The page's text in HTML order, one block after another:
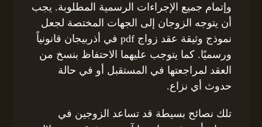
وإتمام جميع الإجراءات الرسمية المطلوبة. يجب
أن يتوجه الزوجان إلى الجهات المختصة لجعل
نموذج وثيقة عقد زواج pdf في أذربيجان قانونياً
ورسميًا. كما يتوجب عليهما الاحتفاظ بنسخ من
العقد لمراجعتها في المستقبل أو في حالة
حدوث أي نزاع.
تلك نصائح بسيطة قد تساعد الزوجين في